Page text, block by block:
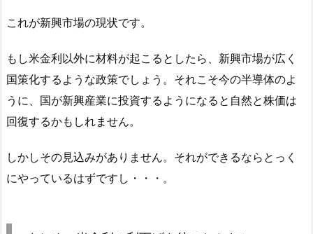
これが新興市場の現状です。
もし米金利以外に材料が起こるとしたら、新興市場が広く
国策化するような政策でしょう。それこそ今の半導体のよ
うに、国が新興産業に投資するようになると自然と株価は
回復するかもしれません。
しかしその見込みがありません。それができるならとっく
にやっているはずですし・・・。